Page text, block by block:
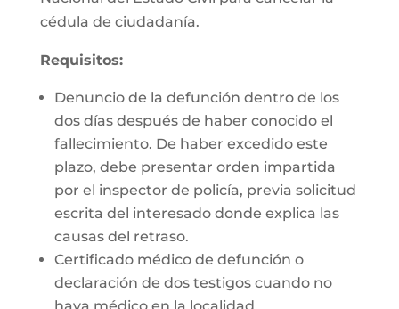
cédula de ciudadanía.
Requisitos:
Denuncio de la defunción dentro de los
dos días después de haber conocido el
fallecimiento. De haber excedido este
plazo, debe presentar orden impartida
por el inspector de policía, previa solicitud
escrita del interesado donde explica las
causas del retraso.
Certificado médico de defunción o
declaración de dos testigos cuando no